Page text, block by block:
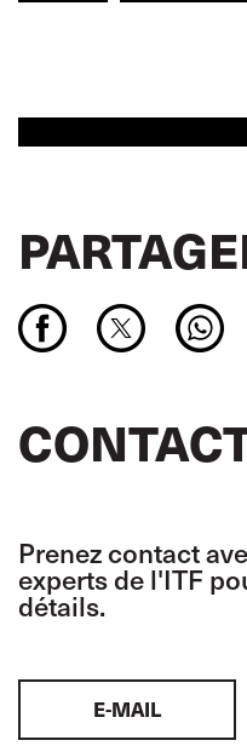
Prenez contact
experts de l'ITF
détails.
E-MAIL